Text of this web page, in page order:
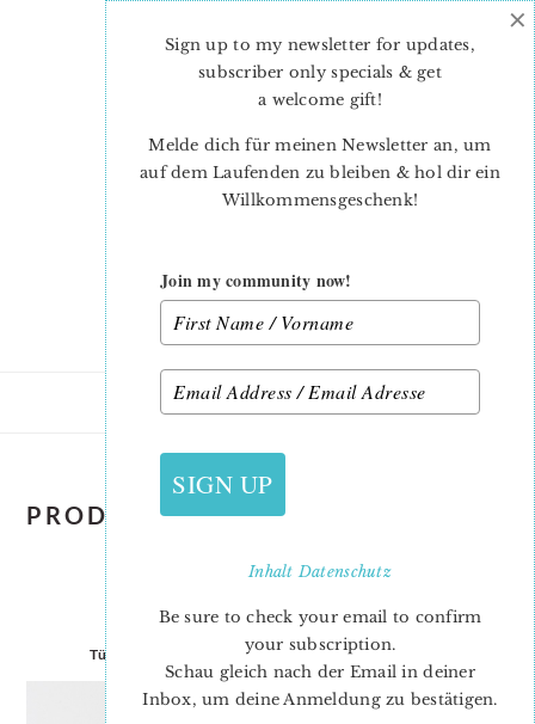
PRODUCTS / PRODUKTE
Tüll und Mohair Im Märchenland…
Sign up to my newsletter for updates,
subscriber only specials & get
a welcome gift!
Melde dich für meinen Newsletter an, um
auf dem Laufenden zu bleiben & hol dir ein
Willkommensgeschenk!
Join my community now!
SIGN UP
InhaltDatenschutz
Be sure to check your email to confirm
your subscription.
Schau gleich nach der Email in deiner
Inbox, um deine Anmeldung zu bestätigen.
×